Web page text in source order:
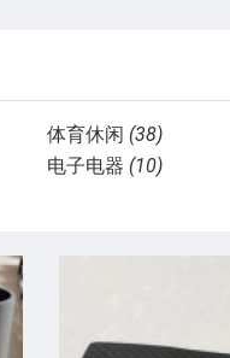
体育休闲 (38)
电子电器 (10)